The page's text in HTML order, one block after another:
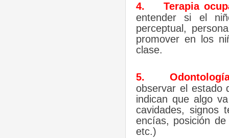
4.
Terapia
entender si el
perceptual,
promover en los
clase.
5.
observar el estado
indican que algo
cavidades, signos
encías, posición
etc.)